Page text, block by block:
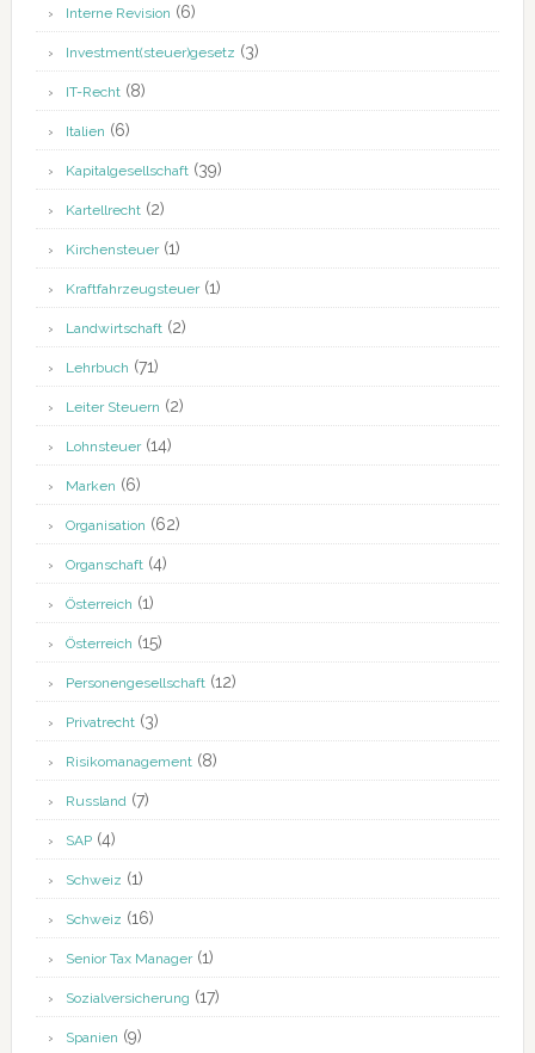
Interne Revision (6)
Investment(steuer)gesetz (3)
IT-Recht(8)
Italien (6)
Kapitalgesellschaft(39)
Kartellrecht(2)
Kirchensteuer(1)
Kraftfahrzeugsteuer(1)
Landwirtschaft(2)
Lehrbuch (71)
Leiter Steuern (2)
Lohnsteuer(14)
Marken (6)
Organisation (62)
Organschaft(4)
Österreich (1)
Österreich (15)
Personengesellschaft(12)
Privatrecht(3)
Risikomanagement(8)
Russland(7)
SAP(4)
Schweiz (1)
Schweiz (16)
Senior Tax Manager(1)
Sozialversicherung (17)
Spanien (9)